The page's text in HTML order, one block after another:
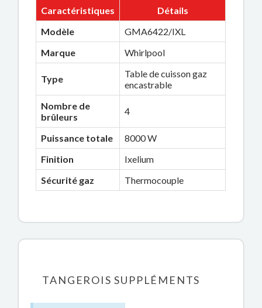
Caractéristiques
Détails
Modèle
GMA6422/IXL
Marque
Whirlpool
Type
Table de cuisson gaz
encastrable
Nombre de
brûleurs
4
Puissance totale
8000 W
Finition
Ixelium
Sécurité gaz
Thermocouple
TANGEROIS SUPPLÉMENTS